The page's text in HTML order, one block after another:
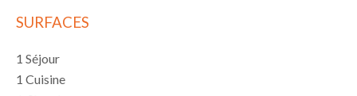
SURFACES
1 Séjour
1 Cuisine